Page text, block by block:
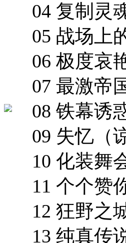
04 复制灵
05 战场上
06 极度哀
07 最激帝
08 铁幕诱
09 失忆（
10 化装舞
11 个个赞
12 狂野之
13 纯真传